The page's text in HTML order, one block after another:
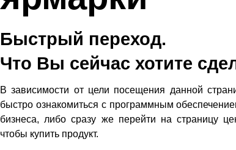
Быстрый переход.
Что Вы сейчас хотите
В зависимости от цели посещения данной
быстро ознакомиться с программным
бизнеса, либо сразу же перейти на страницу
чтобы купить продукт.